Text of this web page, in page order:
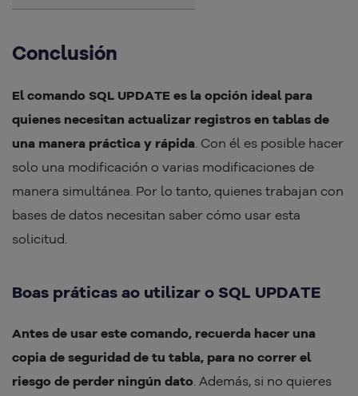
Conclusión
El comando SQL UPDATE es la opción ideal para
quienes necesitan actualizar registros en tablas de
una manera práctica y rápida. Con él es posible hacer
solo una modificación o varias modificaciones de
manera simultánea. Por lo tanto, quienes trabajan con
bases de datos necesitan saber cómo usar esta
solicitud.
Boas práticas ao utilizar o SQL UPDATE
Antes de usar este comando, recuerda hacer una
copia de seguridad de tu tabla, para no correr el
riesgo de perder ningún dato. Además, si no quieres